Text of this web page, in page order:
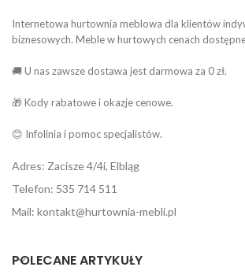
Internetowa hurtownia meblowa dla klientów
biznesowych. Meble w hurtowych cenach
🚚 U nas zawsze dostawa jest darmowa za 0 zł.
🎁 Kody rabatowe i okazje cenowe.
😊 Infolinia i pomoc specjalistów.
Adres: Zacisze 4/4i, Elbląg
Telefon: 535 714 511
Mail: kontakt@hurtownia-mebli.pl
POLECANE ARTYKUŁY